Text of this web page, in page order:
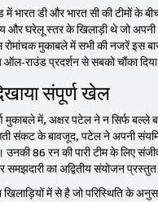
भारत डी और भारत सी की टीमों के
और घरेलू स्तर के खिलाड़ी थे जो
मुकाबले में सभी की नजरें इस
राउंड प्रदर्शन से सबको चौंका
संपूर्ण खेल
मुकाबले में, अक्षर पटेल ने न सिर्फ बल्ले
संकट के बावजूद, पटेल ने अपनी
86 रन की पारी टीम के लिए
समझदारी का अद्वितीय संयोजन
खिलाड़ियों में से है जो परिस्थिति के